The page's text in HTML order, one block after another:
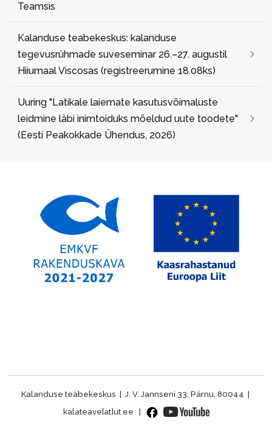
Teamsis
Kalanduse teabekeskus: kalanduse
tegevusrühmade suveseminar 26.–27. augustil
Hiiumaal Viscosas (registreerumine 18.08ks)
Uuring "Latikale laiemate kasutusvõimaluste
leidmine läbi inimtoiduks mõeldud uute toodete"
(Eesti Peakokkade Ühendus, 2026)
Kalanduse teabekeskus | J. V. Jannseni 33, Pärnu, 80044 |
kalateave[at]ut.ee |